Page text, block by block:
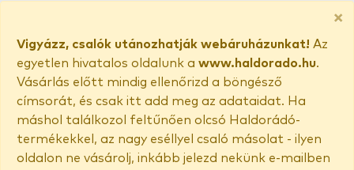
×
Vigyázz, csalók utánozhatják webáruházunkat! Az
egyetlen hivatalos oldalunk a www.haldorado.hu.
Vásárlás előtt mindig ellenőrizd a böngésző
címsorát, és csak itt add meg az adataidat. Ha
máshol találkozol feltűnően olcsó Haldorádó-
termékekkel, az nagy eséllyel csaló másolat - ilyen
oldalon ne vásárolj, inkább jelezd nekünk e-mailben